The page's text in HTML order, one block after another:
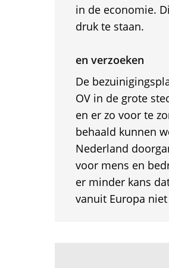
in de economie.
druk te staan.
en verzoeken
De
OV in de grote
en er zo voor te
behaald kunnen
Nederland
voor mens en
er minder kans
vanuit Europa